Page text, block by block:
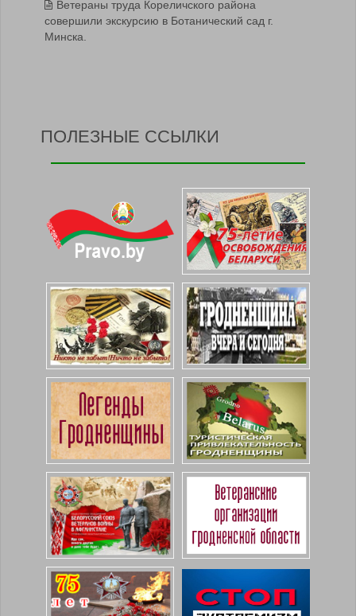
Ветераны труда Кореличского района
совершили экскурсию в Ботанический сад г.
Минска.
ПОЛЕЗНЫЕ ССЫЛКИ